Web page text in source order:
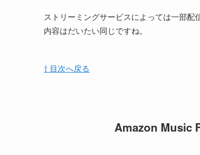
ストリーミングサービスによっては一部
内容はだいたい同じですね。
⇧ 目次へ戻る
Amazon Music